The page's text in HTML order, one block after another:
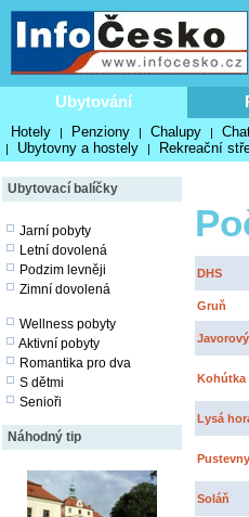
Ubytování
Hotely | Penziony | Chalupy |
| Ubytovny a hostely | Rekreační
Ubytovací balíčky
Jarní pobyty
Letní dovolená
Podzim levněji
Zimní dovolená
Wellness pobyty
Aktivní pobyty
Romantika pro dva
S dětmi
Senioři
Náhodný tip
DHS
Gruň
Kohútka
Lysá
Pustevny
Soláň